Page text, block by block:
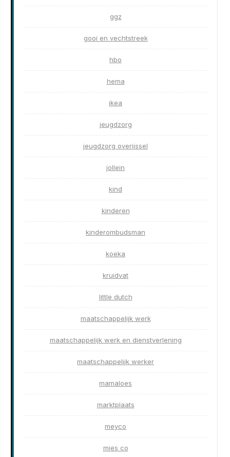
ggz
gooi en vechtstreek
hbo
hema
ikea
jeugdzorg
jeugdzorg overijssel
jollein
kind
kinderen
kinderombudsman
koeka
kruidvat
little dutch
maatschappelijk werk
maatschappelijk werk en dienstverlening
maatschappelijk werker
mamaloes
marktplaats
meyco
mies co